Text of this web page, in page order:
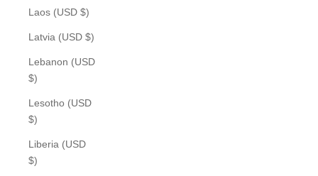
Laos (USD $)
Latvia (USD $)
Lebanon (USD
$)
Lesotho (USD
$)
Liberia (USD
$)